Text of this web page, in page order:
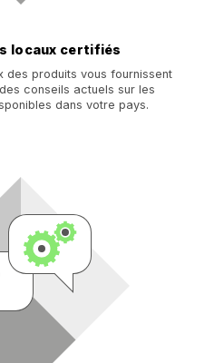
locaux certifiés
des produits vous fournissent
conseils actuels sur les
dans votre pays.